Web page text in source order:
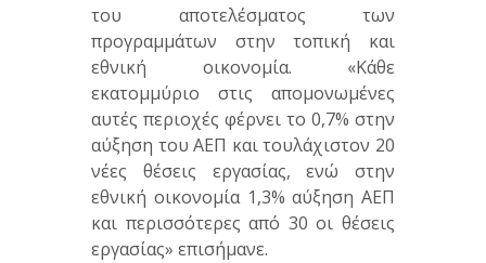
του αποτελέσματος των
προγραμμάτων στην τοπική και
εθνική οικονομία. «Κάθε
εκατομμύριο στις απομονωμένες
αυτές περιοχές φέρνει το 0,7% στην
αύξηση του ΑΕΠ και τουλάχιστον 20
νέες θέσεις εργασίας, ενώ στην
εθνική οικονομία 1,3% αύξηση ΑΕΠ
και περισσότερες από 30 οι θέσεις
εργασίας» επισήμανε.